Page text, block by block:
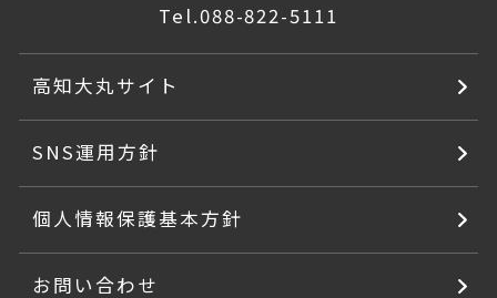
Tel.088-822-5111
高知大丸サイト
SNS運用方針
個人情報保護基本方針
お問い合わせ